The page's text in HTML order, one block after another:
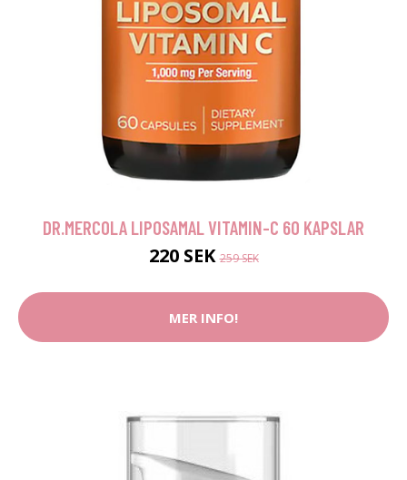
DR.MERCOLA LIPOSAMAL VITAMIN-C 60 KAPSLAR
220 SEK259 SEK
MER INFO!